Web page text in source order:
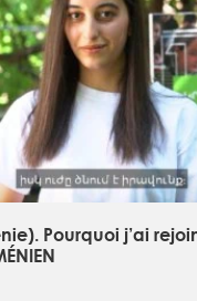
Pourquoi j’ai